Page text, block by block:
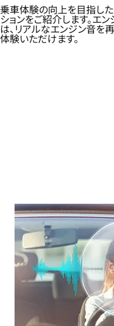
乗車体験の向上を目指した
ションをご紹介します。エ
は、リアルなエンジン音を
体験いただけます。